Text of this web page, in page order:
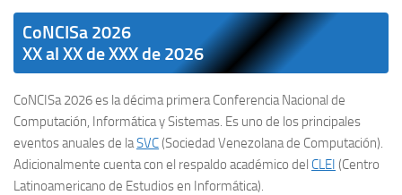
CoNCISa 2026
XX al XX de XXX de 2026
CoNCISa 2026 es la décima primera Conferencia Nacional de
Computación, Informática y Sistemas. Es uno de los principales
eventos anuales de laSVC(Sociedad Venezolana de Computación).
Adicionalmente cuenta con el respaldo académico del CLEI (Centro
Latinoamericano de Estudios en Informática).